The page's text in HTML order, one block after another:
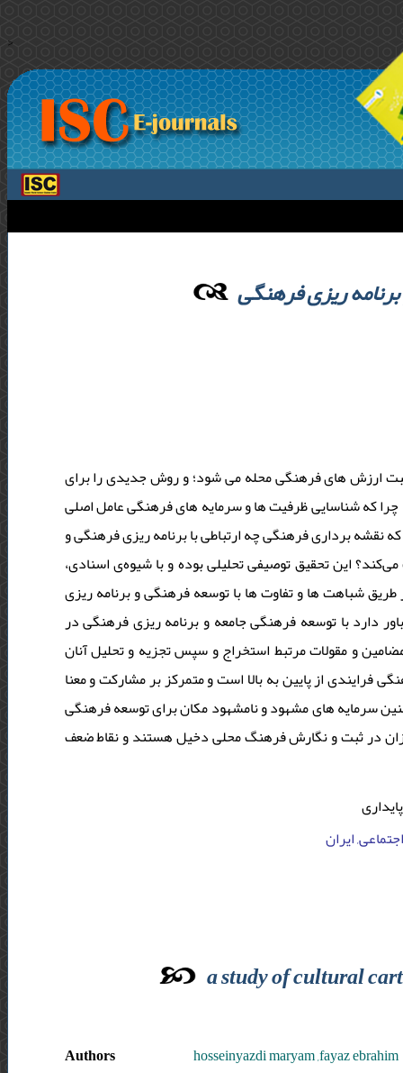
>
ریزی فرهنگی
ارزش های فرهنگی محله می شود؛ و روش جدیدی را برای
چرا که شناسایی ظرفیت ها و سرمایه های فرهنگی عامل اصلی
برداری فرهنگی چه ارتباطی با برنامه ریزی فرهنگی و
این تحقیق توصیفی‌ تحلیلی بوده و با شیوه‌ی اسنادی،
شباهت ها و تفاوت ها با توسعه فرهنگی و برنامه ریزی
دارد با توسعه فرهنگی جامعه و برنامه ریزی فرهنگی در
و مقولات مرتبط استخراج و سپس تجزیه و تحلیل آنان
از پایین به بالا است و متمرکز بر مشارکت و معنا
سرمایه های مشهود و نامشهود مکان برای توسعه فرهنگی
در ثبت و نگارش فرهنگ محلی دخیل هستند و نقاط ضعف
ایران
a study of cultural
Authors
hosseinyazdi maryam ,fayaz ebrahim